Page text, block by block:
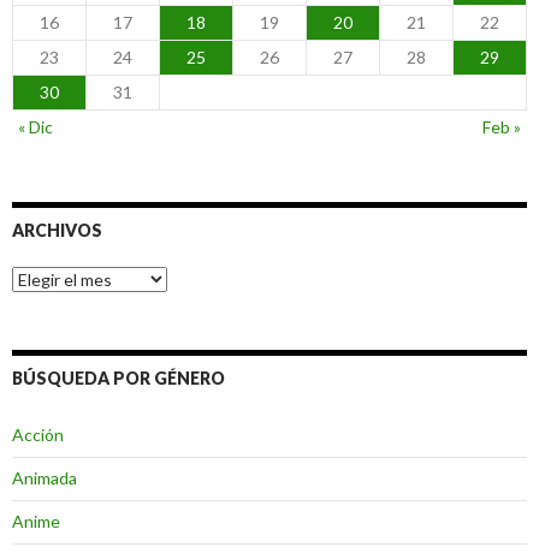
16
17 18 19 20 21
22
23
24 25 26 27 28
29
30
31
« Dic
Feb »
ARCHIVOS
Archivos
BÚSQUEDA POR GÉNERO
Acción
Animada
Anime